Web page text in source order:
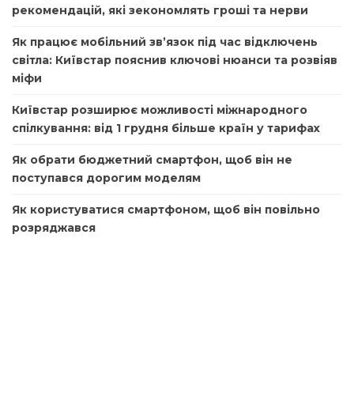
рекомендацій, які зекономлять гроші та нерви
Як працює мобільний зв’язок під час відключень
світла: Київстар пояснив ключові нюанси та розвіяв
міфи
Київстар розширює можливості міжнародного
спілкування: від 1 грудня більше країн у тарифах
Як обрати бюджетний смартфон, щоб він не
поступався дорогим моделям
Як користуватися смартфоном, щоб він повільно
розряджався